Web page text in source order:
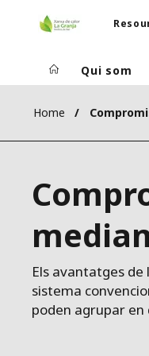
Qui som
Home
Els avantatges
sistema
poden agrupar en